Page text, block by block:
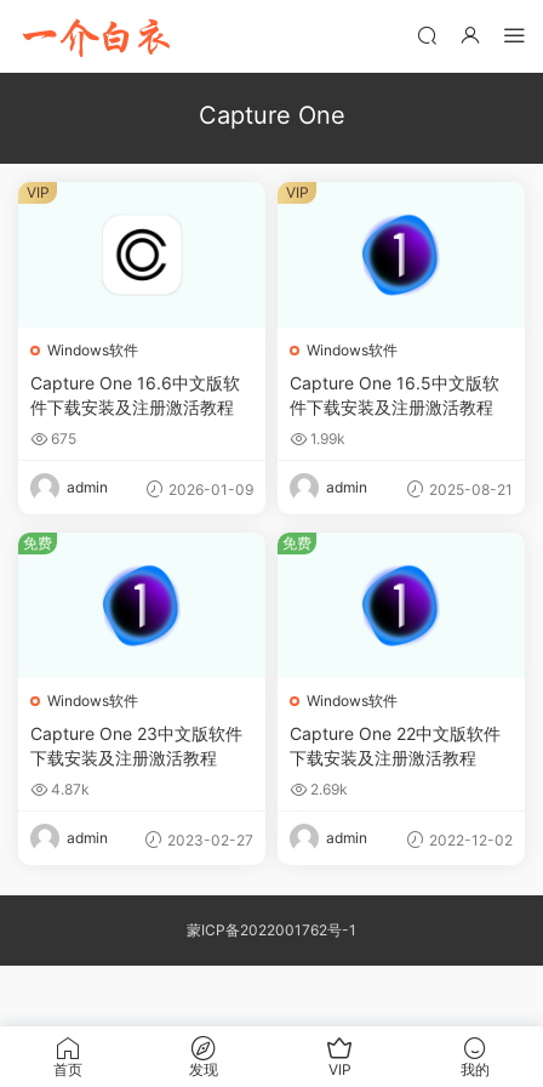
Capture One
Windows软件
Capture One 16.6中文版软
件下载安装及注册激活教程
675
admin 2026-01-09
VIP
Windows软件
Capture One 16.5中文版软
件下载安装及注册激活教程
1.99k
admin 2025-08-21
VIP
Windows软件
Capture One 23中文版软件
下载安装及注册激活教程
4.87k
admin 2023-02-27
免费
Windows软件
Capture One 22中文版软件
下载安装及注册激活教程
2.69k
admin 2022-12-02
免费
蒙ICP备2022001762号-1
首页 发现 VIP 我的